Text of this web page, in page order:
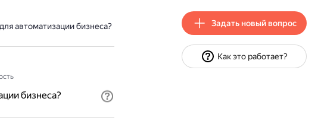
автоматизации бизнеса?
бизнеса?
Задать новый вопрос
Как это работает?